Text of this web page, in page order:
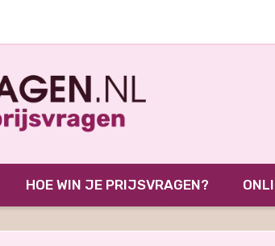
HOE WIN JE PRIJSVRAGEN?